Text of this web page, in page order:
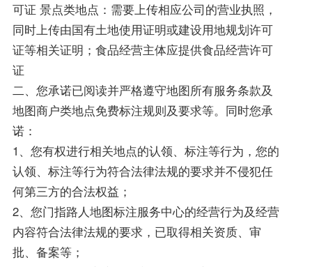
可证 景点类地点：需要上传相应公司的营业执照，
同时上传由国有土地使用证明或建设用地规划许可
证等相关证明；食品经营主体应提供食品经营许可
证
二、您承诺已阅读并严格遵守地图所有服务条款及
地图商户类地点免费标注规则及要求等。同时您承
诺：
1、您有权进行相关地点的认领、标注等行为，您的
认领、标注等行为符合法律法规的要求并不侵犯任
何第三方的合法权益；
2、您门指路人地图标注服务中心的经营行为及经营
内容符合法律法规的要求，已取得相关资质、审
批、备案等；